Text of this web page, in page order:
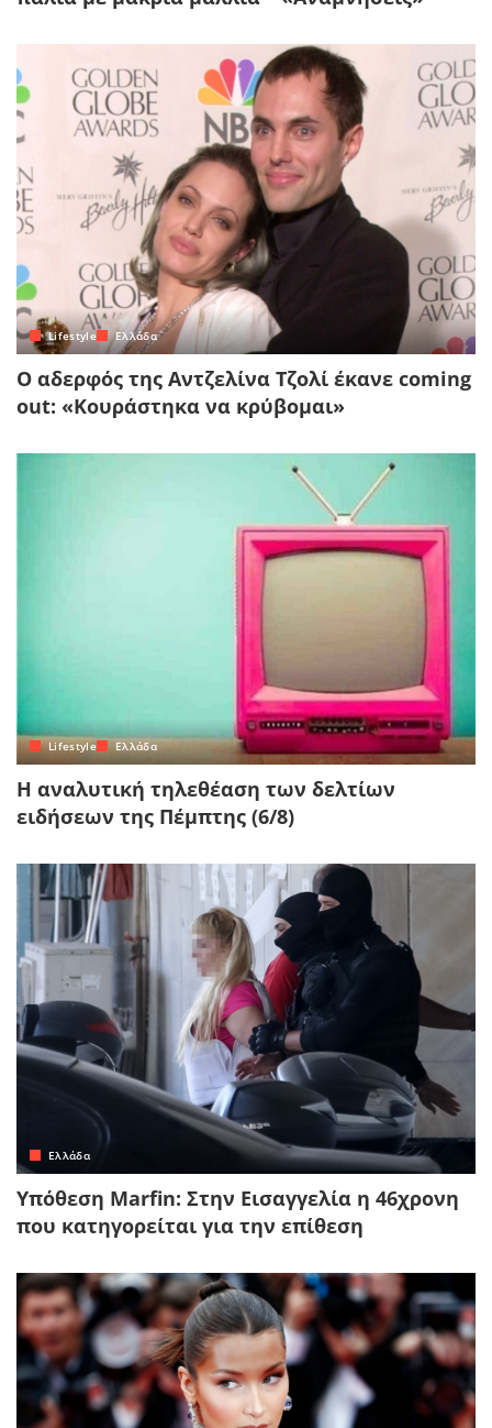
Lifestyle Ελλάδα
Ο αδερφός της Αντζελίνα Τζολί έκανε coming
out: «Κουράστηκα να κρύβομαι»
Lifestyle Ελλάδα
Η αναλυτική τηλεθέαση των δελτίων
ειδήσεων της Πέμπτης (6/8)
Ελλάδα
Υπόθεση Marfin: Στην Εισαγγελία η 46χρονη
που κατηγορείται για την επίθεση